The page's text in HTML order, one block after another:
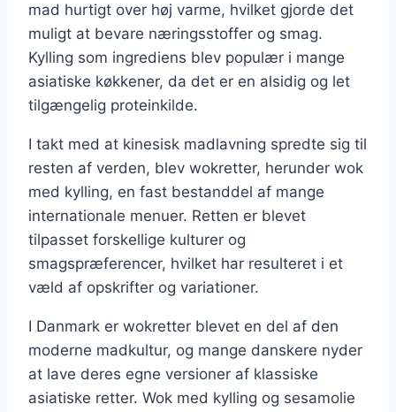
mad hurtigt over høj varme, hvilket gjorde det
muligt at bevare næringsstoffer og smag.
Kylling som ingrediens blev populær i mange
asiatiske køkkener, da det er en alsidig og let
tilgængelig proteinkilde.
I takt med at kinesisk madlavning spredte sig til
resten af verden, blev wokretter, herunder wok
med kylling, en fast bestanddel af mange
internationale menuer. Retten er blevet
tilpasset forskellige kulturer og
smagspræferencer, hvilket har resulteret i et
væld af opskrifter og variationer.
I Danmark er wokretter blevet en del af den
moderne madkultur, og mange danskere nyder
at lave deres egne versioner af klassiske
asiatiske retter. Wok med kylling og sesamolie